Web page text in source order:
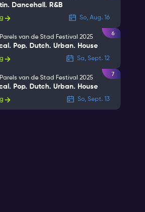
Dancehall. R&B
So, Aug. 16
van de Stad Festival 2025
Pop. Dutch. Urban. House
Sa, Sept. 12
6
van de Stad Festival 2025
Pop. Dutch. Urban. House
So, Sept. 13
7